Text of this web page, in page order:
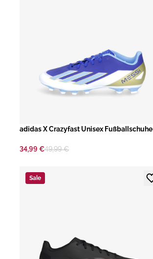
adidas X Crazyfast Unisex Fußballschuhe
34,99 €49,99 €
Sale